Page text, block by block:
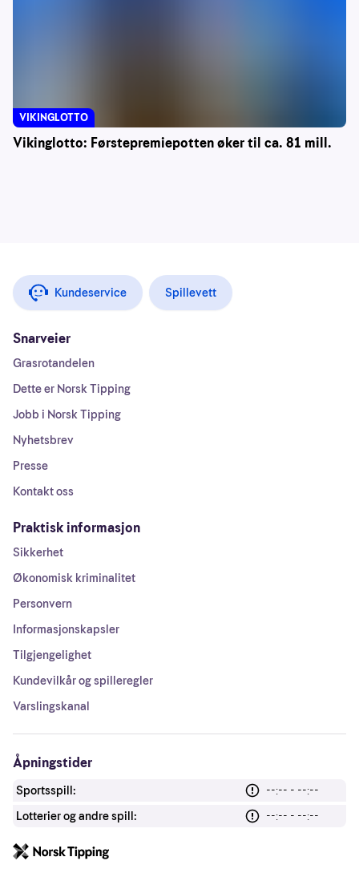
Vikinglotto: Førstepremiepotten øker til ca. 81 mill.
VIKINGLOTTO
Kundeservice Spillevett
Snarveier
Grasrotandelen
Dette er Norsk Tipping
Jobb i Norsk Tipping
Nyhetsbrev
Presse
Kontakt oss
Praktisk informasjon
Sikkerhet
Økonomisk kriminalitet
Personvern
Informasjonskapsler
Tilgjengelighet
Kundevilkår og spilleregler
Varslingskanal
Åpningstider
Sportsspill:
--:-- - --:--
Lotterier og andre spill:
--:-- - --:--